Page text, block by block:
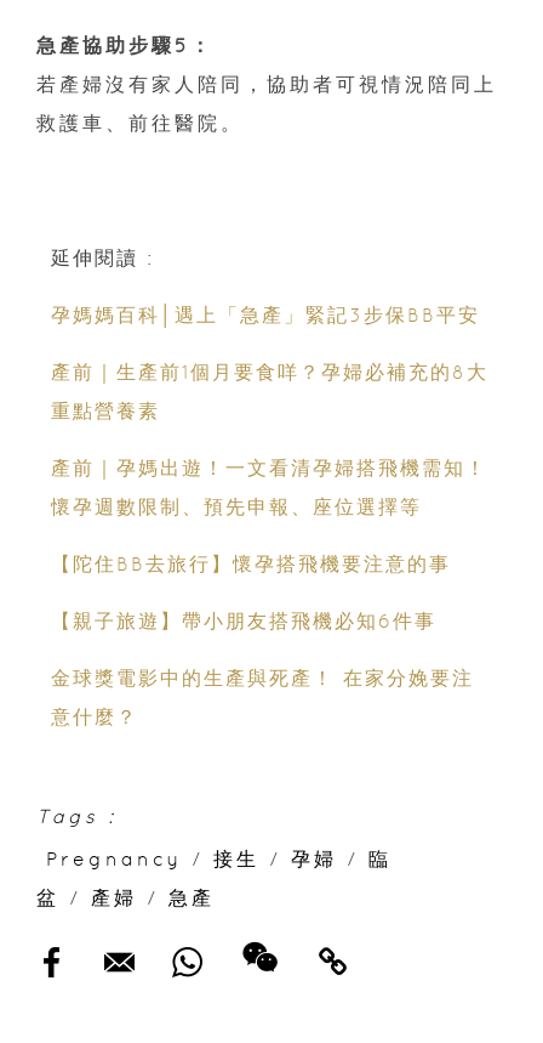
急產協助步驟5：
若產婦沒有家人陪同，協助者可視情況陪同上
救護車、前往醫院。
延伸閱讀 :
孕媽媽百科│遇上「急產」緊記3步保BB平安
產前｜生產前1個月要食咩？孕婦必補充的8大
重點營養素
產前｜孕媽出遊！一文看清孕婦搭飛機需知！
懷孕週數限制、預先申報、座位選擇等
【陀住BB去旅行】懷孕搭飛機要注意的事
【親子旅遊】帶小朋友搭飛機必知6件事
金球獎電影中的生產與死產！ 在家分娩要注
意什麼？
Tags :
Pregnancy
/ 接生 / 孕婦 /
臨
盆
/ 產婦 / 急產